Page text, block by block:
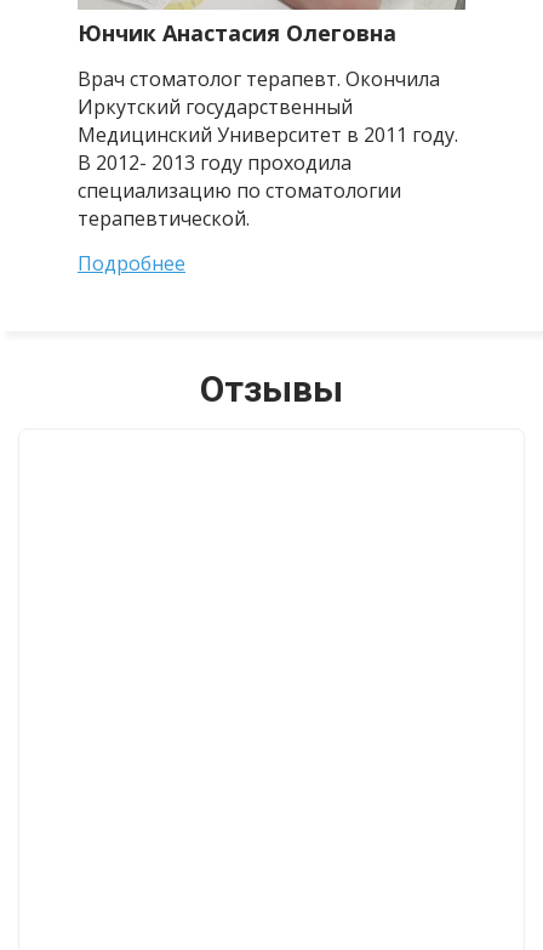
Юнчик Анастасия Олеговна
Врач стоматолог терапевт. Окончила
Иркутский государственный
Медицинский Университет в 2011 году.
В 2012- 2013 году проходила
специализацию по стоматологии
терапевтической.
Подробнее
Отзывы